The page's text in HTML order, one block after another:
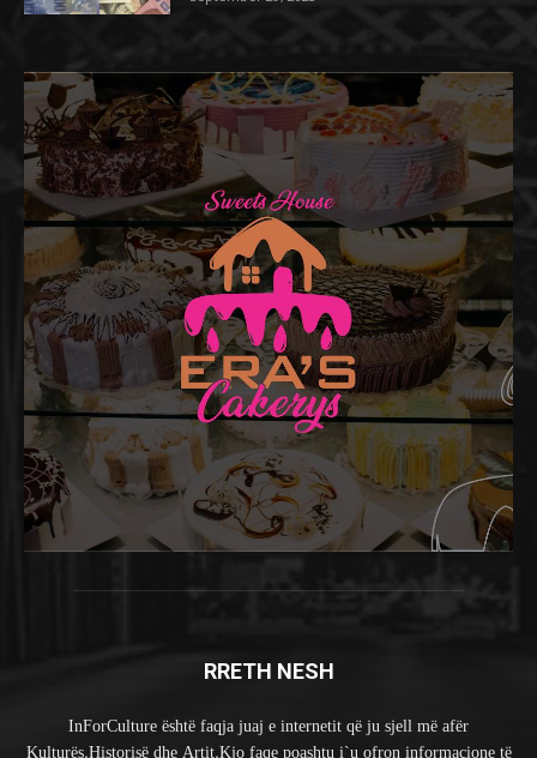
RRETH NESH
InForCulture është faqja juaj e internetit që ju sjell më afër